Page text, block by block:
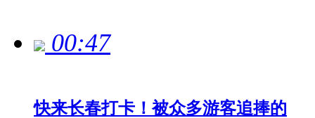
00:47
快来长春打卡！被众多游客追捧的